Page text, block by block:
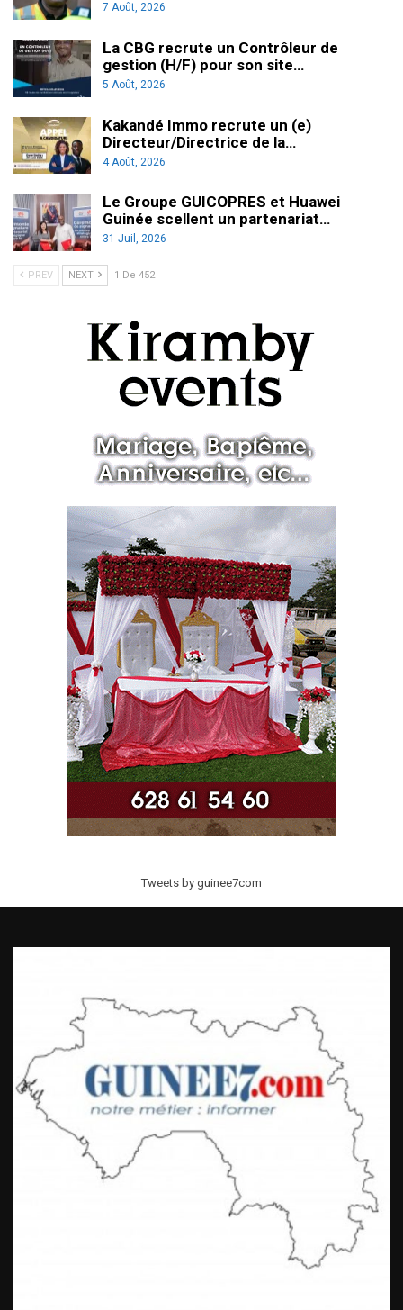
7 Août, 2026
La CBG recrute un Contrôleur de
gestion (H/F) pour son site…
5 Août, 2026
Kakandé Immo recrute un (e)
Directeur/Directrice de la…
4 Août, 2026
Le Groupe GUICOPRES et Huawei
Guinée scellent un partenariat…
31 Juil, 2026
PREV NEXT 1 De 452
Tweets by guinee7com